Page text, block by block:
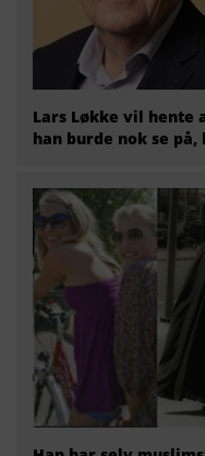
Lars Løkke vil hente
han burde nok se